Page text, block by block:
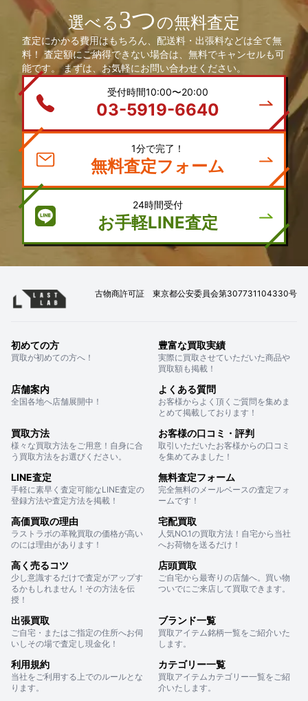
選べる3つの無料査定
査定にかかる費用はもちろん、配送料・出張料などは全て無
料！ 査定額にご納得できない場合は、無料でキャンセルも可
能です。 まずは、お気軽にお問い合わせください。
受付時間10:00〜20:00
03-5919-6640
1分で完了！
無料査定フォーム
24時間受付
お手軽LINE査定
古物商許可証 東京都公安委員会第307731104330号
初めての方
買取が初めての方へ！
豊富な買取実績
実際に買取させていただいた商品や
買取額も掲載！
店舗案内
全国各地へ店舗展開中！
よくある質問
お客様からよく頂くご質問を集めま
とめて掲載しております！
買取方法
様々な買取方法をご用意！自身に合
う買取方法をお選びください。
お客様の口コミ・評判
取引いただいたお客様からの口コミ
を集めてみました！
LINE査定
手軽に素早く査定可能なLINE査定の
登録方法や査定方法を掲載！
無料査定フォーム
完全無料のメールベースの査定フォ
ームです！
高価買取の理由
ラストラボの革靴買取の価格が高い
のには理由があります！
宅配買取
人気NO.1の買取方法！自宅から当社
へお荷物を送るだけ！
高く売るコツ
少し意識するだけで査定がアップす
るかもしれません！その方法を伝
授！
店頭買取
ご自宅から最寄りの店舗へ。買い物
ついでにご来店して買取できます。
出張買取
ご自宅・またはご指定の住所へお伺
いしその場で査定し現金化！
ブランド一覧
買取アイテム銘柄一覧をご紹介いた
します。
利用規約
当社をご利用する上でのルールとな
ります。
カテゴリー一覧
買取アイテムカテゴリー一覧をご紹
介いたします。